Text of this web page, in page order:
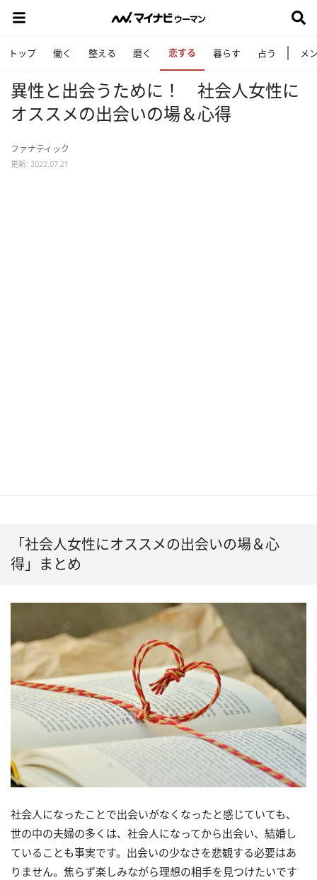
トップ 働く 整える 磨く 恋する 暮らす 占う メ
異性と出会うために！ 社会人女性に
オススメの出会いの場＆心得
ファナティック
更新: 2022.07.21
「社会人女性にオススメの出会いの場＆心
得」まとめ
社会人になったことで出会いがなくなったと感じていても、
世の中の夫婦の多くは、社会人になってから出会い、結婚し
ていることも事実です。出会いの少なさを悲観する必要はあ
りません。焦らず楽しみながら理想の相手を見つけたいです